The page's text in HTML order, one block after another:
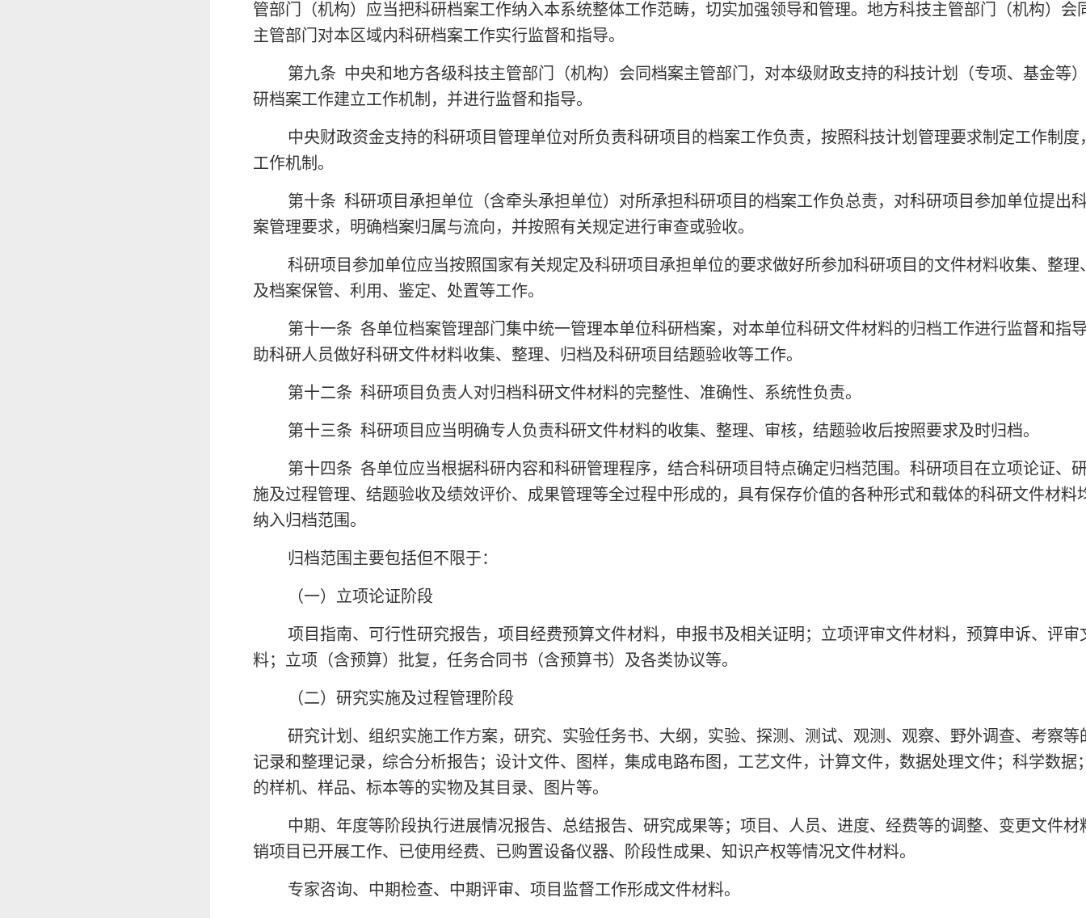
管部门（机构）应当把科研档案工作纳入本系统整体工作范畴，切实加强领导和管理。地方科技主管部门（机构）会
主管部门对本区域内科研档案工作实行监督和指导。
第九条 中央和地方各级科技主管部门（机构）会同档案主管部门，对本级财政支持的科技计划（专项、基金等
研档案工作建立工作机制，并进行监督和指导。
中央财政资金支持的科研项目管理单位对所负责科研项目的档案工作负责，按照科技计划管理要求制定工作制度
工作机制。
第十条 科研项目承担单位（含牵头承担单位）对所承担科研项目的档案工作负总责，对科研项目参加单位提出
案管理要求，明确档案归属与流向，并按照有关规定进行审查或验收。
科研项目参加单位应当按照国家有关规定及科研项目承担单位的要求做好所参加科研项目的文件材料收集、整理
及档案保管、利用、鉴定、处置等工作。
第十一条 各单位档案管理部门集中统一管理本单位科研档案，对本单位科研文件材料的归档工作进行监督和指
助科研人员做好科研文件材料收集、整理、归档及科研项目结题验收等工作。
第十二条 科研项目负责人对归档科研文件材料的完整性、准确性、系统性负责。
第十三条 科研项目应当明确专人负责科研文件材料的收集、整理、审核，结题验收后按照要求及时归档。
第十四条 各单位应当根据科研内容和科研管理程序，结合科研项目特点确定归档范围。科研项目在立项论证、
施及过程管理、结题验收及绩效评价、成果管理等全过程中形成的，具有保存价值的各种形式和载体的科研文件材料
纳入归档范围。
归档范围主要包括但不限于：
（一）立项论证阶段
项目指南、可行性研究报告，项目经费预算文件材料，申报书及相关证明；立项评审文件材料，预算申诉、评审
料；立项（含预算）批复，任务合同书（含预算书）及各类协议等。
（二）研究实施及过程管理阶段
研究计划、组织实施工作方案，研究、实验任务书、大纲，实验、探测、测试、观测、观察、野外调查、考察等
记录和整理记录，综合分析报告；设计文件、图样，集成电路布图，工艺文件，计算文件，数据处理文件；科学数据
的样机、样品、标本等的实物及其目录、图片等。
中期、年度等阶段执行进展情况报告、总结报告、研究成果等；项目、人员、进度、经费等的调整、变更文件材
销项目已开展工作、已使用经费、已购置设备仪器、阶段性成果、知识产权等情况文件材料。
专家咨询、中期检查、中期评审、项目监督工作形成文件材料。